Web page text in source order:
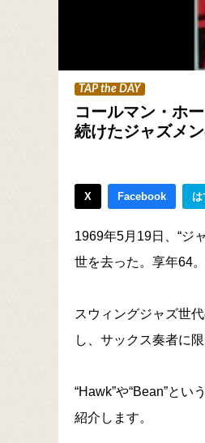
TAP the DAY
コールマン・ホ
続けたジャズメ
X Facebook は
1969年5月19日、“ジ
世を去った。享年64。
スウィングジャズ世
し、サックス奏者に
“Hawk”や“Bean”と
紹介します。